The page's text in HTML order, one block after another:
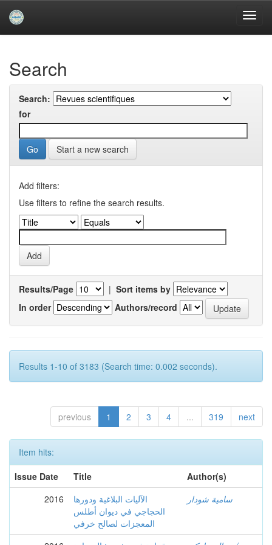
navigationUniversity of Biskra Repository
Search
Search:
for
Start a new search
Add filters:
Use filters to refine the search results.
Results/Page | Sort items by
In order
Authors/record
Results 1-10 of 3183 (Search time: 0.002 seconds).
previous 1 2 3 4 ... 319 next
Item hits:
Issue Date
Title
Author(s)
2016
الآليات البلاغية ودورها
الحجاجي في ديوان أطلس
المعجزات لصالح خرفي
سامية شودار